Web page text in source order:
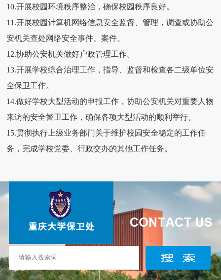
10.开展校园环境秩序整治，确保校园秩序良好。
11.开展校园计算机网络信息安全监督、管理，调查或协助公
安机关查处网络安全事件、案件。
12.协助公安机关做好户政管理工作。
13.开展学校综合治理工作，指导、监督和检查各二级单位安
全保卫工作。
14.做好学校大型活动的申报工作，协助公安机关对重要人物
来访的安全警卫工作，确保各项大型活动的顺利举行。
15.贯彻执行上级业务部门关于维护校园安全稳定的工作任
务，完成学校党委、行政交办的其他工作任务。